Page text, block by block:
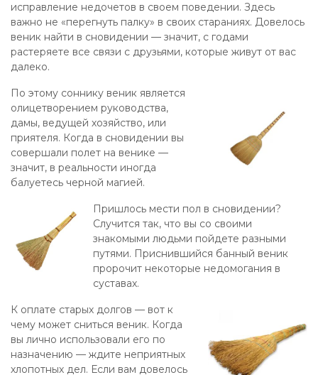
исправление недочетов в своем поведении. Здесь
важно не «перегнуть палку» в своих стараниях. Довелось
веник найти в сновидении — значит, с годами
растеряете все связи с друзьями, которые живут от вас
далеко.
По этому соннику веник является
олицетворением руководства,
дамы, ведущей хозяйство, или
приятеля. Когда в сновидении вы
совершали полет на венике —
значит, в реальности иногда
балуетесь черной магией.
Пришлось мести пол в сновидении?
Случится так, что вы со своими
знакомыми людьми пойдете разными
путями. Приснившийся банный веник
пророчит некоторые недомогания в
суставах.
К оплате старых долгов — вот к
чему может сниться веник. Когда
вы лично использовали его по
назначению — ждите неприятных
хлопотных дел. Если вам довелось